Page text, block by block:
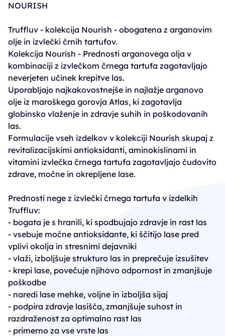
NOURISH
Truffluv - kolekcija Nourish - obogatena z arganovim
olje in izvlečki črnih tartufov.
Kolekcija Nourish - Prednosti arganovega olja v
kombinaciji z izvlečkom črnega tartufa zagotavljajo
neverjeten učinek krepitve las.
Uporabljajo najkakovostnejše in najlažje arganovo
olje iz maroškega gorovja Atlas, ki zagotavlja
globinsko vlaženje in zdravje suhih in poškodovanih
las.
Formulacije vseh izdelkov v kolekciji Nourish skupaj z
revitalizacijskimi antioksidanti, aminokislinami in
vitamini izvlečka črnega tartufa zagotavljajo čudovito
zdrave, močne in okrepljene lase.
Prednosti nege z izvlečki črnega tartufa v izdelkih
Truffluv:
- bogata je s hranili, ki spodbujajo zdravje in rast las
- vsebuje močne antioksidante, ki ščitijo lase pred
vplivi okolja in stresnimi dejavniki
- vlaži, izboljšuje strukturo las in preprečuje izsušitev
- krepi lase, povečuje njihovo odpornost in zmanjšuje
poškodbe
- naredi lase mehke, voljne in izboljša sijaj
- podpira zdravje lasišča, zmanjšuje suhost in
razdraženost za optimalno rast las
- primerno za vse vrste las